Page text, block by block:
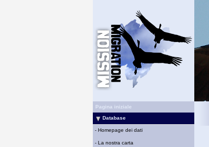
Pagina iniziale
Database
- Homepage dei dati
- La nostra carta